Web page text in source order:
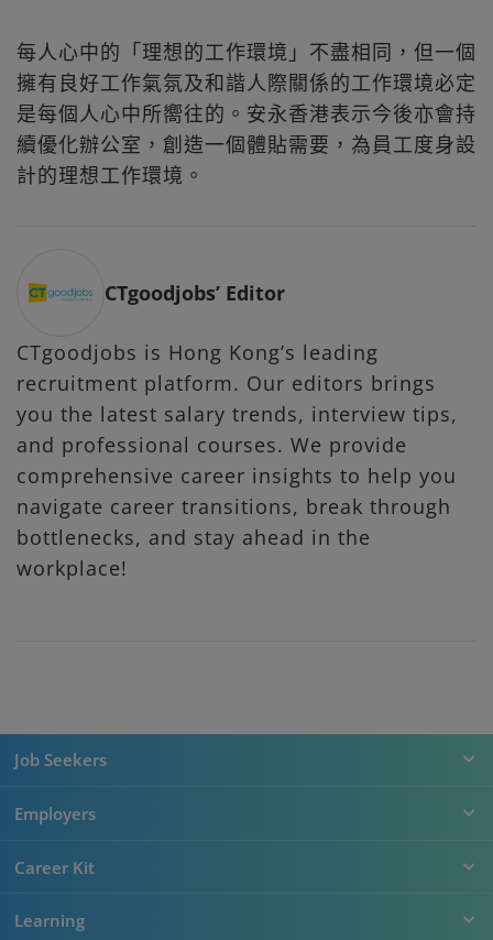
每人心中的「理想的工作環境」不盡相同，但一個
擁有良好工作氣氛及和諧人際關係的工作環境必定
是每個人心中所嚮往的。安永香港表示今後亦會持
續優化辦公室，創造一個體貼需要，為員工度身設
計的理想工作環境。
CTgoodjobs’ Editor
CTgoodjobs is Hong Kong’s leading
recruitment platform. Our editors brings
you the latest salary trends, interview tips,
and professional courses. We provide
comprehensive career insights to help you
navigate career transitions, break through
bottlenecks, and stay ahead in the
workplace!
Job Seekers
Employers
Career Kit
Learning